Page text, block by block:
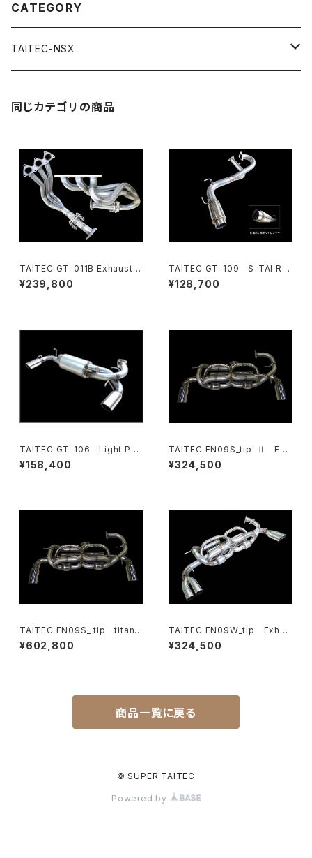
CATEGORY
TAITEC-NSX
Exhaut Parts
Body Parts
同じカテゴリの商品
TAITEC GT-011B Exhaust H
eader System（NA1・NA2）
¥239,800
TAITEC GT-109 S-TAI Ra
cing Exhaust (NA1・NA2)
¥128,700
TAITEC GT-106 Light Par
all Exhaust (NA1・NA2)
（インナーサイレンサー付属）
¥158,400
TAITEC FN09S_tip-Ⅱ Exh
aust System (NA1・NA2)
2026年version(インナーサイ
¥324,500
TAITEC FN09S_ tip titan E
xhaust System (NA1・NA2)
＜受注生産対応商品＞
¥602,800
TAITEC FN09W_tip Exhau
st System＞ (NA1・NA2)
＜受注生産商品＞
¥324,500
商品一覧に戻る
© SUPER TAITEC
Powered by